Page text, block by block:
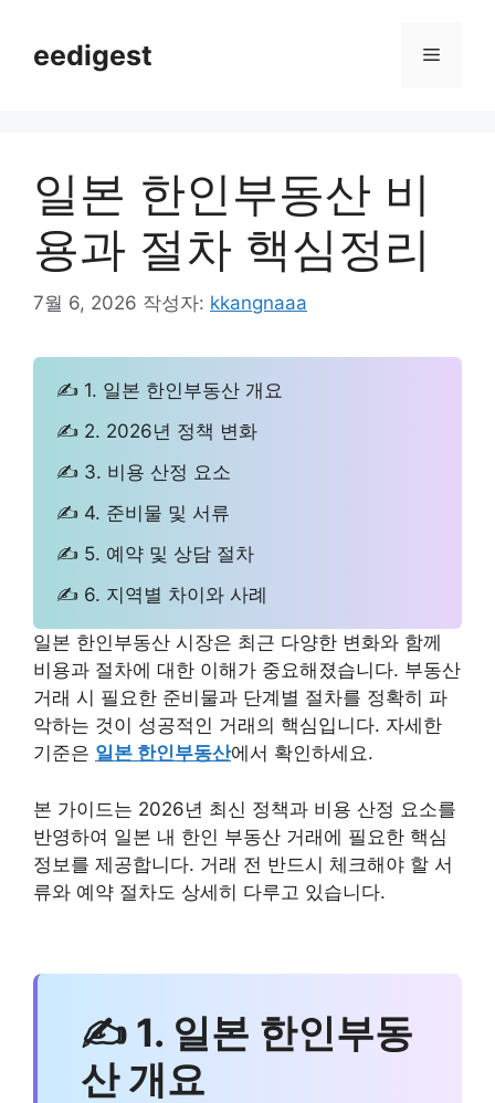
eedigest 메
일본 한인부동산 비
용과 절차 핵심정리
7월 6, 2026 작성자: kkangnaaa
✍ 1. 일본 한인부동산 개요
✍ 2. 2026년 정책 변화
✍ 3. 비용 산정 요소
✍ 4. 준비물 및 서류
✍ 5. 예약 및 상담 절차
✍ 6. 지역별 차이와 사례
일본 한인부동산 시장은 최근 다양한 변화와 함께
비용과 절차에 대한 이해가 중요해졌습니다. 부동산
거래 시 필요한 준비물과 단계별 절차를 정확히 파
악하는 것이 성공적인 거래의 핵심입니다. 자세한
기준은 일본 한인부동산에서 확인하세요.
본 가이드는 2026년 최신 정책과 비용 산정 요소를
반영하여 일본 내 한인 부동산 거래에 필요한 핵심
정보를 제공합니다. 거래 전 반드시 체크해야 할 서
류와 예약 절차도 상세히 다루고 있습니다.
✍ 1. 일본 한인부동
산 개요